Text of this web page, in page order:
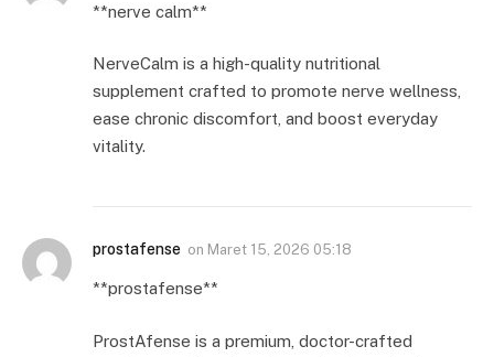
**nerve calm**
NerveCalm is a high-quality nutritional
supplement crafted to promote nerve wellness,
ease chronic discomfort, and boost everyday
vitality.
prostafense on Maret 15, 2026 05:18
**prostafense**
ProstAfense is a premium, doctor-crafted